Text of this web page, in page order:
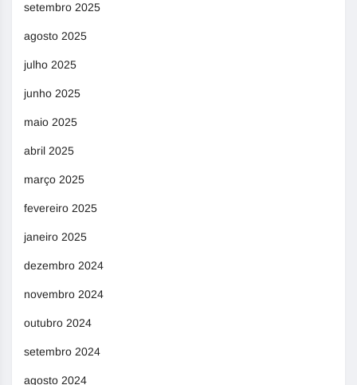
setembro 2025
agosto 2025
julho 2025
junho 2025
maio 2025
abril 2025
março 2025
fevereiro 2025
janeiro 2025
dezembro 2024
novembro 2024
outubro 2024
setembro 2024
agosto 2024